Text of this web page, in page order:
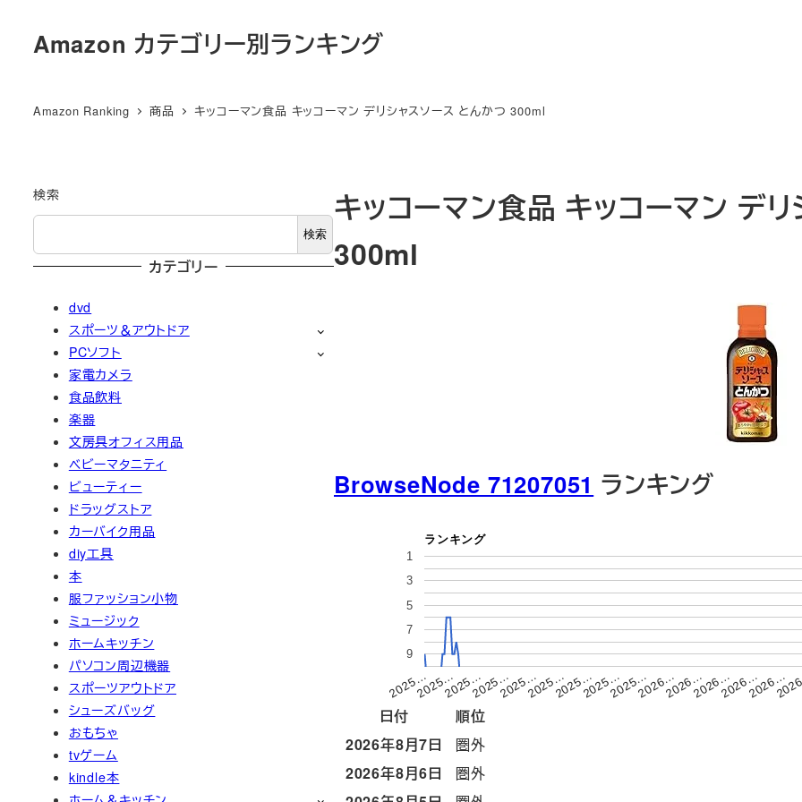
Amazon カテゴリー別ランキング
Amazon Ranking 商品 キッコーマン食品 キッコーマン デリシャスソース とんかつ 300ml
キッコーマン食品 キッコーマン デ
300ml
BrowseNode 71207051 ランキング
ランキング
2025…2025…2025…2025…2025…2025…2025…2025…2025…2026…2026…2026…2026…2026…
1
3
5
7
9
日付
順位
2026年8月7日
圏外
2026年8月6日
圏外
検索
検索
カテゴリー
dvd
スポーツ＆アウトドア
PCソフト
家電カメラ
食品飲料
楽器
文房具オフィス用品
ベビーマタニティ
ビューティー
ドラッグストア
カーバイク用品
diy工具
本
服ファッション小物
ミュージック
ホームキッチン
パソコン周辺機器
スポーツアウトドア
シューズバッグ
おもちゃ
tvゲーム
kindle本